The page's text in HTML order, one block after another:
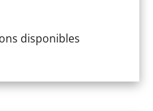
disponibles